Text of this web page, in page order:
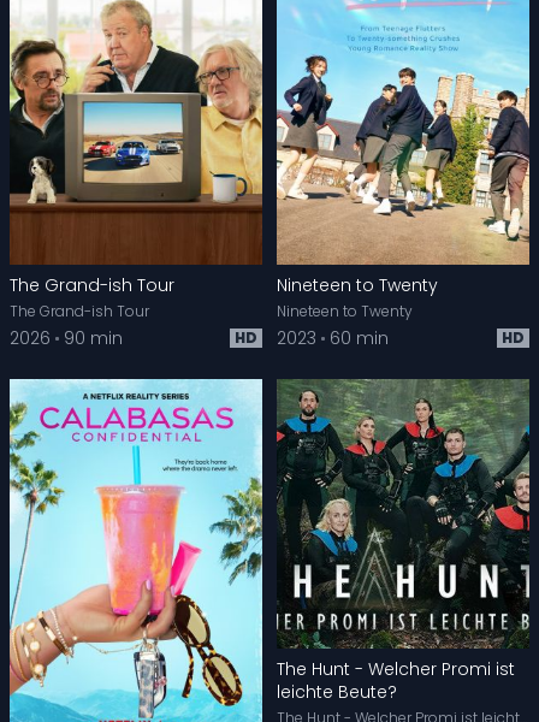
The Grand-ish Tour
The Grand-ish Tour
2026 90 min HD
Nineteen to Twenty
Nineteen to Twenty
2023 60 min HD
The Hunt - Welcher Promi ist
leichte Beute?
The Hunt - Welcher Promi ist leichte Beute?